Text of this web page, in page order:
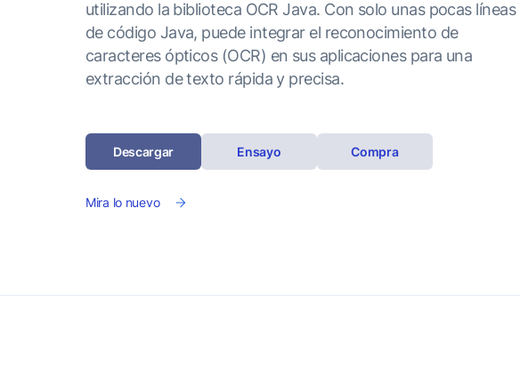
utilizando la biblioteca OCR Java. Con solo unas pocas líneas
de código Java, puede integrar el reconocimiento de
caracteres ópticos (OCR) en sus aplicaciones para una
extracción de texto rápida y precisa.
Descargar Ensayo Compra
Mira lo nuevo